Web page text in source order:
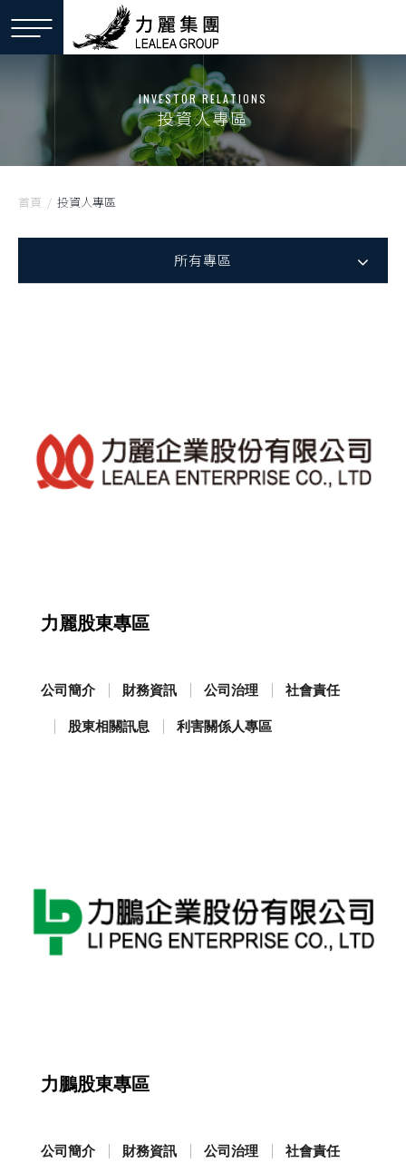
INVESTOR RELATIONS
投資人專區
首頁 / 投資人專區
所有專區
力麗股東專區
公司簡介 財務資訊 公司治理 社會責任
股東相關訊息 利害關係人專區
力鵬股東專區
公司簡介 財務資訊 公司治理 社會責任